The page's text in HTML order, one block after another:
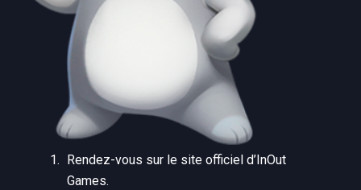
Rendez-vous sur le site officiel d’InOut
Games.